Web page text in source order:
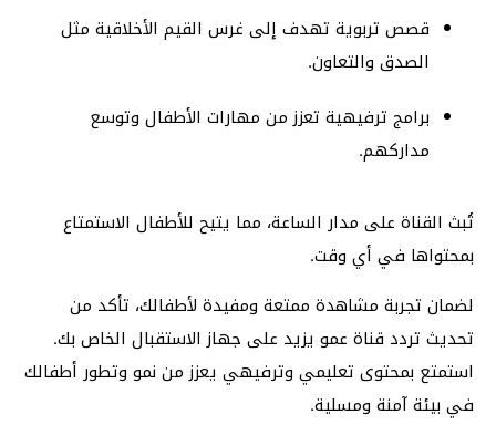
قصص تربوية تهدف إلى غرس القيم الأخلاقية مثل
الصدق والتعاون.
برامج ترفيهية تعزز من مهارات الأطفال وتوسع
مداركهم.
تُبث القناة على مدار الساعة، مما يتيح للأطفال الاستمتاع
بمحتواها في أي وقت.
لضمان تجربة مشاهدة ممتعة ومفيدة لأطفالك، تأكد من
تحديث تردد قناة عمو يزيد على جهاز الاستقبال الخاص بك.
استمتع بمحتوى تعليمي وترفيهي يعزز من نمو وتطور أطفالك
في بيئة آمنة ومسلية.